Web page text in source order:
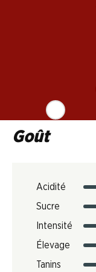
Goût
Acidité
Sucre
Intensité
Élevage
Tanins